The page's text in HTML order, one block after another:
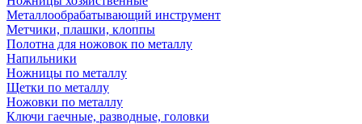
Металлообрабатывающий инструмент
Метчики, плашки, клоппы
Полотна для ножовок по металлу
Напильники
Ножницы по металлу
Щетки по металлу
Ножовки по металлу
Ключи гаечные, разводные, головки